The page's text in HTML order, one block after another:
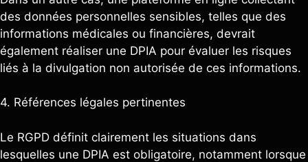
des données personnelles sensibles, telles que des
informations médicales ou financières, devrait
également réaliser une DPIA pour évaluer les risques
liés à la divulgation non autorisée de ces informations.
4. Références légales pertinentes
Le RGPD définit clairement les situations dans
lesquelles une DPIA est obligatoire, notamment lorsque